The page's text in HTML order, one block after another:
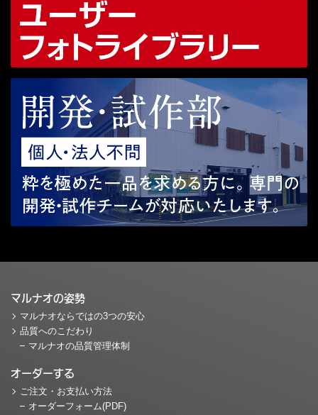
マルナオの姿勢
マルナオならではの3つの安心
品質へのこだわり
マルナオの品質管理体制
オーダーする
ご注文・お支払い方法
オーダーフォーム(PDF)